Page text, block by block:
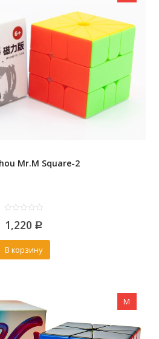
Mr.M Square-2
out
5
1,220 Р
В корзину
M